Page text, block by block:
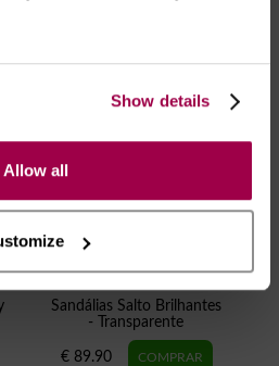
Show details
Allow all
Sandálias Salto Brilhantes
- Transparente
€ 89.90